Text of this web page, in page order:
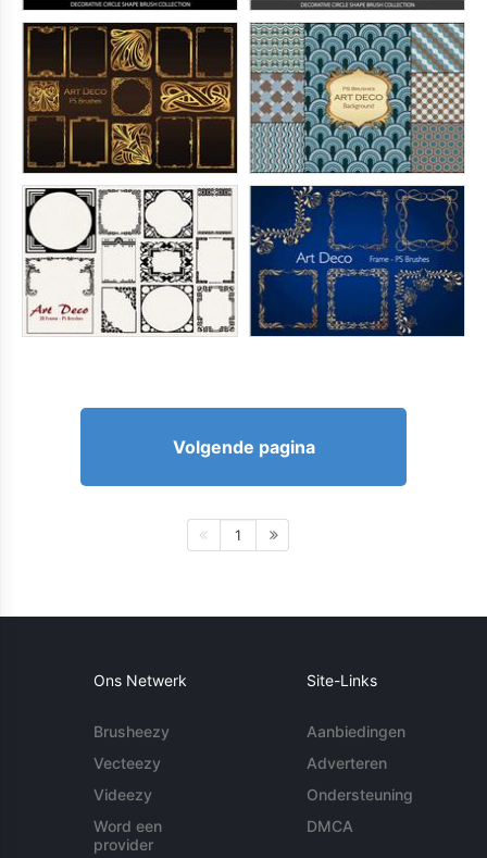
Volgende pagina
1
Ons Netwerk
Brusheezy
Vecteezy
Videezy
Word een
provider
Site-Links
Aanbiedingen
Adverteren
Ondersteuning
DMCA